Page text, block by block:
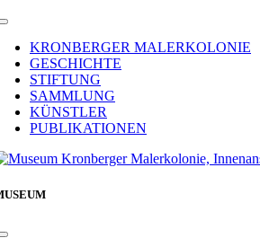
Toggle
NavigationKRONBERGER MALERKOLONIE
GESCHICHTE
STIFTUNG
SAMMLUNG
KÜNSTLER
PUBLIKATIONEN